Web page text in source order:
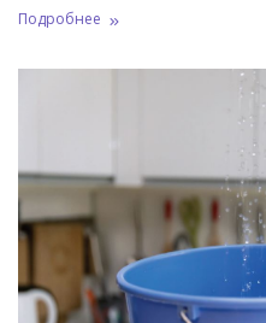
Подробнее